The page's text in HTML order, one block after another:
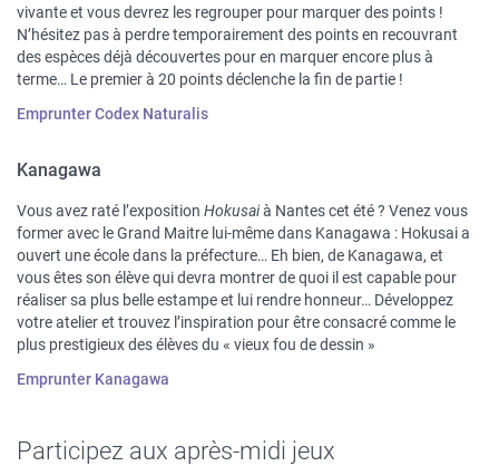
vivante et vous devrez les regrouper pour marquer des points !
N’hésitez pas à perdre temporairement des points en recouvrant
des espèces déjà découvertes pour en marquer encore plus à
terme… Le premier à 20 points déclenche la fin de partie !
Emprunter Codex Naturalis
Kanagawa
Vous avez raté l’exposition Hokusaià Nantes cet été ? Venez vous
former avec le Grand Maitre lui-même dans Kanagawa : Hokusai a
ouvert une école dans la préfecture… Eh bien, de Kanagawa, et
vous êtes son élève qui devra montrer de quoi il est capable pour
réaliser sa plus belle estampe et lui rendre honneur… Développez
votre atelier et trouvez l’inspiration pour être consacré comme le
plus prestigieux des élèves du « vieux fou de dessin »
Emprunter Kanagawa
Participez aux après-midi jeux